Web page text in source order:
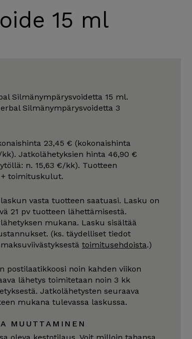
15 ml
Silmänympärysvoidetta 15 ml.
Silmänympärysvoidetta 3
23,45 € (kokonaishinta
Jatkolähetyksien hinta 46,90 €
n. 15,63 €/kk). Tuotteen
+ toimituskulut.
vasta tuotteen saatuasi. Lasku on
21 pv tuotteen lähettämisestä.
mukana. Lasku sisältää
(ks. täydelliset tiedot
toimitusehdoista.)
postilaatikkoosi noin kahden viikon
lähetys toimitetaan noin 3 kk
Jatkolähetysten seuraava
mukana tulevassa laskussa.
MUUTTAMINEN